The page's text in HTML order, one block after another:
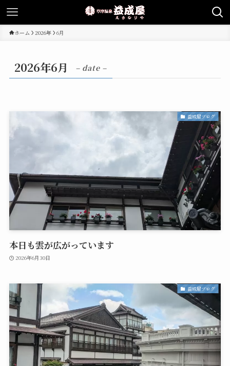
ホーム 2026年 6月
2026年6月 – date –
益成屋ブログ
本日も雲が広がっています
2026年6月30日
益成屋ブログ